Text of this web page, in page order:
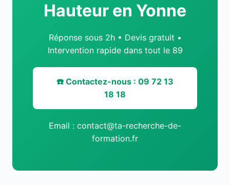
Hauteur en Yonne
Réponse sous 2h • Devis gratuit •
Intervention rapide dans tout le 89
☎️ Contactez-nous : 09 72 13
18 18
Email : contact@ta-recherche-de-
formation.fr